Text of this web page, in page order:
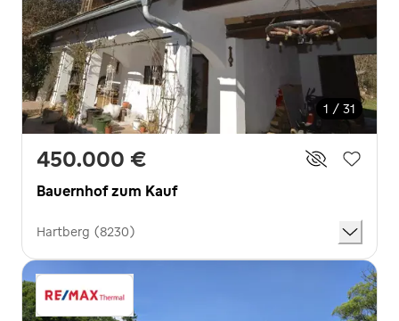
1 / 31
450.000 €
Bauernhof zum Kauf
Hartberg (8230)